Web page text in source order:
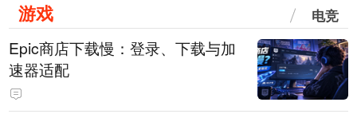
游戏 电竞
Epic商店下载慢：登录、下载与加
速器适配